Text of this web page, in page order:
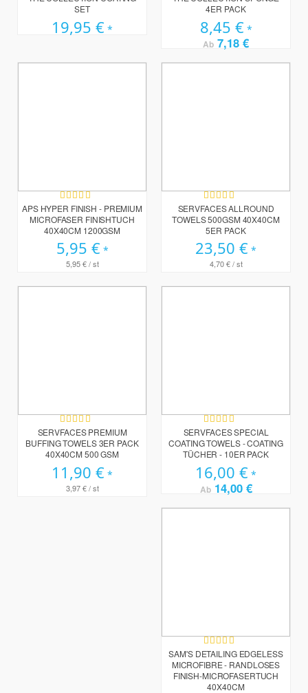
SET
19,95 €
4ER PACK
8,45 €
Ab 7,18 €
Bewertung:
100%
APS HYPER FINISH - PREMIUM
MICROFASER FINISHTUCH
40X40CM 1200GSM
5,95 €
5,95 €/ st
Bewertung:
93%
SERVFACES ALLROUND
TOWELS 500GSM 40X40CM
5ER PACK
23,50 €
4,70 €/ st
Bewertung:
93%
SERVFACES PREMIUM
BUFFING TOWELS 3ER PACK
40X40CM 500 GSM
11,90 €
3,97 €/ st
Bewertung:
98%
SERVFACES SPECIAL
COATING TOWELS - COATING
TÜCHER - 10ER PACK
16,00 €
Ab 14,00 €
Bewertung:
80%
SAM'S DETAILING EDGELESS
MICROFIBRE - RANDLOSES
FINISH-MICROFASERTUCH
40X40CM